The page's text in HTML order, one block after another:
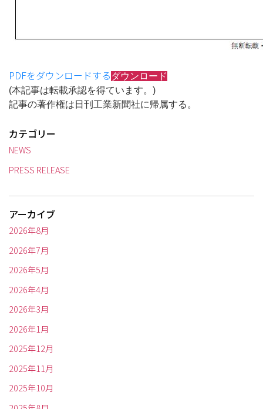
PDFをダウンロードする ダウンロード
(本記事は転載承認を得ています。)
記事の著作権は日刊工業新聞社に帰属する。
カテゴリー
NEWS
PRESS RELEASE
アーカイブ
2026年8月
2026年7月
2026年5月
2026年4月
2026年3月
2026年1月
2025年12月
2025年11月
2025年10月